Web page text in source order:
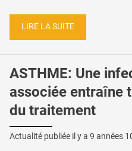
LIRE LA SUITE
ASTHME: Une
associée entraîne
du traitement
Actualité publiée il y a 9 années